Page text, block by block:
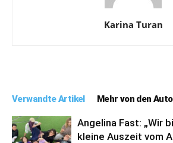
Karina Turan
Verwandte Artikel Mehr von den
Angelina Fast: „Wir
kleine Auszeit vom